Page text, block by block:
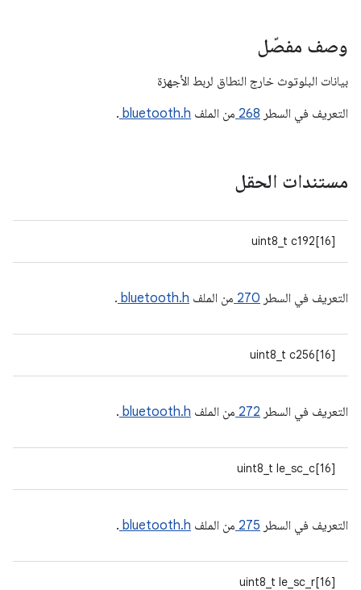
وصف مفصّل
بيانات البلوتوث خارج النطاق لربط الأجهزة
التعريف في السطر 268 من الملف bluetooth.h
.
مستندات الحقل
uint8_t c192[16]
التعريف في السطر 270 من الملف bluetooth.h
.
uint8_t c256[16]
التعريف في السطر 272 من الملف bluetooth.h
.
uint8_t le_sc_c[16]
التعريف في السطر 275 من الملف bluetooth.h
.
uint8_t le_sc_r[16]